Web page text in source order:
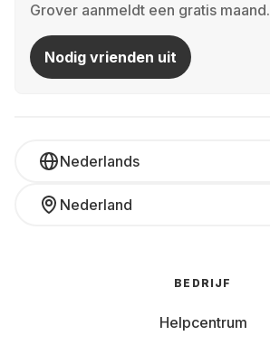
Grover aanmeldt een gratis maand.
Nodig vrienden uit
Nederlands
Nederland
BEDRIJF
Helpcentrum